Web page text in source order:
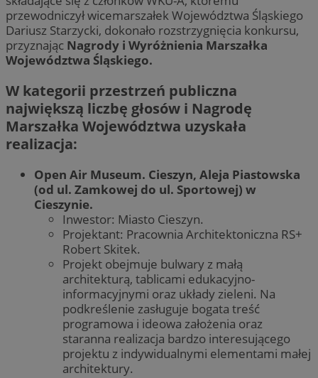
przewodniczył wicemarszałek Województwa Śląskiego
Dariusz Starzycki, dokonało rozstrzygnięcia konkursu,
przyznając Nagrody i Wyróżnienia Marszałka
Województwa Śląskiego.
W kategorii przestrzeń publiczna
największą liczbę głosów i Nagrodę
Marszałka Województwa uzyskała
realizacja:
Open Air Museum. Cieszyn, Aleja Piastowska
(od ul. Zamkowej do ul. Sportowej) w
Cieszynie.
Inwestor: Miasto Cieszyn.
Projektant: Pracownia Architektoniczna RS+
Robert Skitek.
Projekt obejmuje bulwary z małą
architekturą, tablicami edukacyjno-
informacyjnymi oraz układy zieleni. Na
podkreślenie zasługuje bogata treść
programowa i ideowa założenia oraz
staranna realizacja bardzo interesującego
projektu z indywidualnymi elementami małej
architektury.